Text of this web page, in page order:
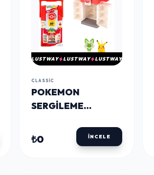
LUSTWAY LUSTWAY LUSTWAY
CLASSIC
POKEMON
SERGILEME
₺0 İNCELE